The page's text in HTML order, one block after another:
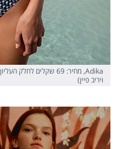
ויריב פיין)